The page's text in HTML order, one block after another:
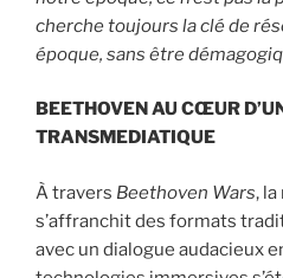
cherche toujours la clé de
époque, sans être
BEETHOVEN AU CŒUR
TRANSMEDIATIQUE
À travers Beethoven Wars,
s’affranchit des formats
avec un dialogue audacieux